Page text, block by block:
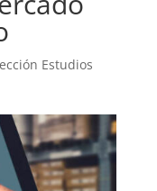
Estudios